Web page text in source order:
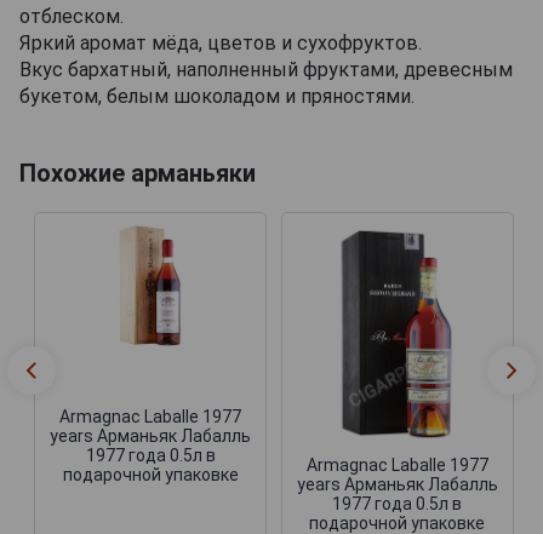
отблеском.
Яркий аромат мёда, цветов и сухофруктов.
Вкус бархатный, наполненный фруктами, древесным
букетом, белым шоколадом и пряностями.
Похожие арманьяки
Armagnac Laballe 1977
years Арманьяк Лабалль
1977 года 0.5л в
подарочной упаковке
Armagnac Laballe 1977
years Арманьяк Лабалль
1977 года 0.5л в
подарочной упаковке